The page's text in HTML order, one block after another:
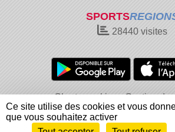
SPORTS
28440visites
Charte cookies
Gestion
Informations légales
Signaler un
Ce site utilise des cookies et vous
que vous souhaitez activer